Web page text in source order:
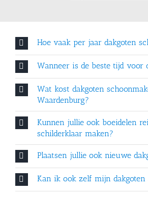
Hoe vaak per jaar dakgoten
Wanneer is de beste tijd voor
Wat kost dakgoten
Waardenburg?
Kunnen jullie ook boeidelen
schilderklaar maken?
Plaatsen jullie ook nieuwe
Kan ik ook zelf mijn dakgoten